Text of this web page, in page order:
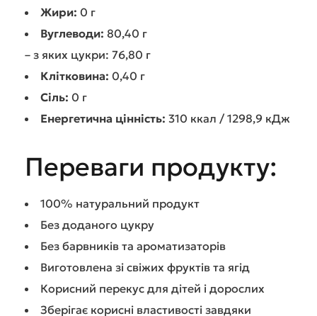
Жири: 0 г
Вуглеводи: 80,40 г
– з яких цукри: 76,80 г
Клітковина: 0,40 г
Сіль: 0 г
Енергетична цінність: 310 ккал / 1298,9 кДж
Переваги продукту:
100% натуральний продукт
Без доданого цукру
Без барвників та ароматизаторів
Виготовлена зі свіжих фруктів та ягід
Корисний перекус для дітей і дорослих
Зберігає корисні властивості завдяки